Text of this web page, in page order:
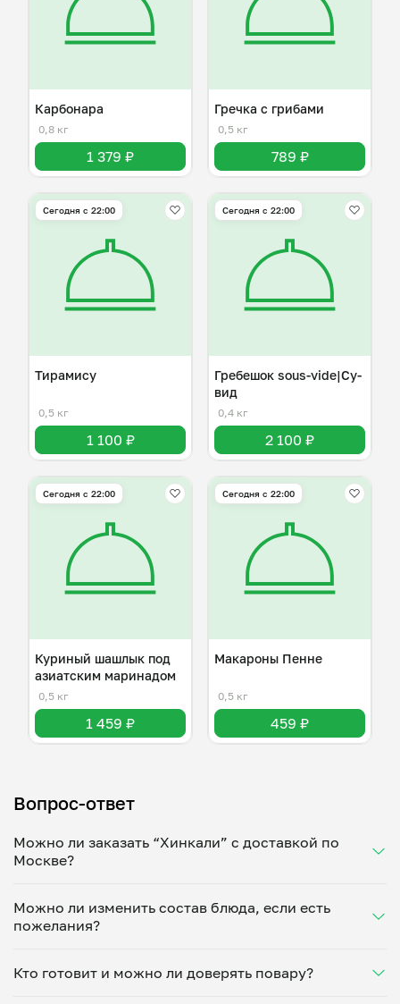
Карбонара
0,8 кг
1 379 ₽
Гречка с грибами
0,5 кг
789 ₽
Сегодня с 22:00
Тирамису
0,5 кг
1 100 ₽
Сегодня с 22:00
Гребешок sous-vide|Су-
вид
0,4 кг
2 100 ₽
Сегодня с 22:00
Куриный шашлык под
азиатским маринадом
0,5 кг
1 459 ₽
Сегодня с 22:00
Макароны Пенне
0,5 кг
459 ₽
Вопрос-ответ
Можно ли заказать “Хинкали” с доставкой по
Москве?
Укажите удобное время — и получите свежее
домашнее блюдо в большой порции прямо с плиты.
минут. Статус заказа отслеживайте в личном
кабинете, а с поваром можно связаться напрямую в
Можно ли изменить состав блюда, если есть
пожелания?
под ваши предпочтения: уберет специи, снизит
Кто готовит и можно ли доверять повару?